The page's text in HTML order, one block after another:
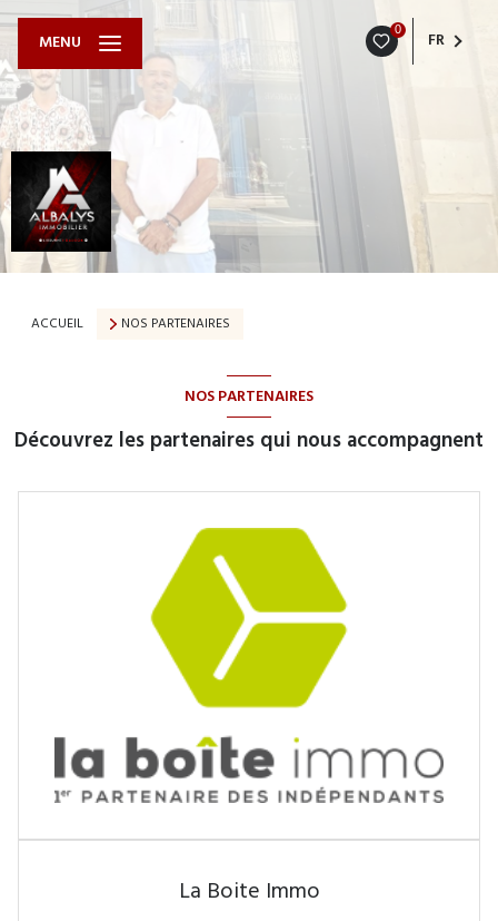
0 FR
MENU
ACCUEIL NOS PARTENAIRES
NOS PARTENAIRES
Découvrez les partenaires qui nous accompagnent
La Boite Immo